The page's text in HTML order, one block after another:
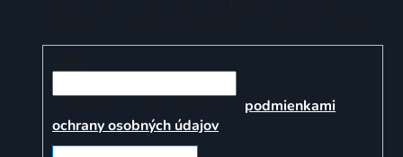
podmienkami
ochrany osobných údajov